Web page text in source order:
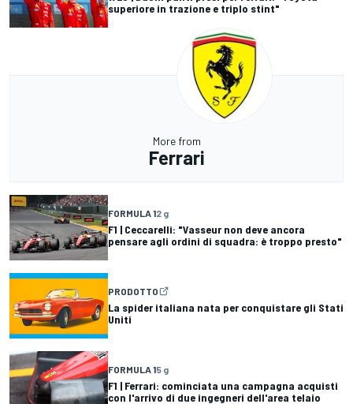
superiore in trazione e triplo stint"
More from
Ferrari
FORMULA 12 g
F1 | Ceccarelli: "Vasseur non deve ancora
pensare agli ordini di squadra: è troppo presto"
PRODOTTO
La spider italiana nata per conquistare gli Stati
Uniti
FORMULA 15 g
F1 | Ferrari: cominciata una campagna acquisti
con l'arrivo di due ingegneri dell'area telaio